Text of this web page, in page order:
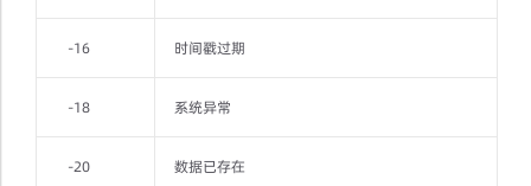
-16 时间戳过期
-18 系统异常
-20 数据已存在